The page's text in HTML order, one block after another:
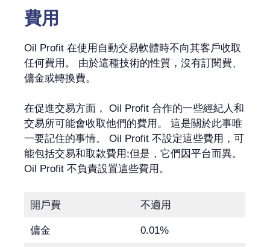
費用
Oil Profit 在使用自動交易軟體時不向其客戶收取
任何費用。 由於這種技術的性質，沒有訂閱費、
傭金或轉換費。
在促進交易方面， Oil Profit 合作的一些經紀人和
交易所可能會收取他們的費用。 這是關於此事唯
一要記住的事情。 Oil Profit 不設定這些費用，可
能包括交易和取款費用;但是，它們因平台而異。
Oil Profit 不負責設置這些費用。
開戶費 不適用
傭金 0.01%